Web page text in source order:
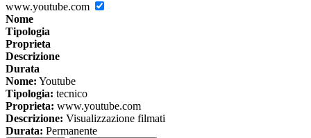
www.youtube.com
Nome
Tipologia
Proprieta
Descrizione
Durata
Nome: Youtube
Tipologia: tecnico
Proprieta: www.youtube.com
Descrizione: Visualizzazione filmati
Durata: Permanente